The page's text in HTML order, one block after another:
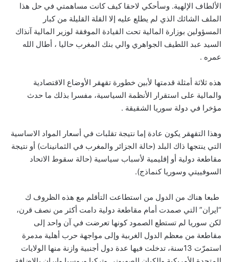
الألطاف الإلهية. وسأحكي لاحقا كيف كانت مساهمتي في حل هذا
الملف الشائك الذي لم يطلع عليه إلا القلة القليلة من كبار
المسؤولين بوزارة المالية تحت القيادة الموفقة لوزير المالية آنذاك
السيد عبد اللطيف الجواهري والي بنك المغرب حاليا ، أطال الله
عمره .
هذه ثلاثة أمثلة قدمتها لأبين خطورة تقهقر الأوضاع الاقتصادية
والمالية على استقرار الأنظمة السياسية، مفسرا بذلك ما حدث
مؤخرا في دولة سوريا الشقيقة .
وهذا التقهقر يكون عادة إما نتيجة تقلبات في أسعار المواد الاساسية
التي ينتجها ذاك البلد (حالة الجزائر والمغرب في الثمانينات) أو نتيجة
مقاطعة دولية أو إقليمية لأسباب سياسية (حالة سقوط الاتحاد
السوفييتي وسوريا كنماذج).
طبعا هناك من الدول من استطاعت التأقلم مع هذه الظروف ك
“ايران” التي صمدت أمام مقاطعة دولية دامت أكثر من نصف قرن،
لكن سوريا لم تستطع الصمود كونها تعرضت في آن واحد إلى
مقاطعة من معظم الدول الغربية وإلى مواجهة حرب أهلية مدمرة
استمرّت 13سنة، تدخلت فيها عدة دول أجنبية وازنة منها الولايات